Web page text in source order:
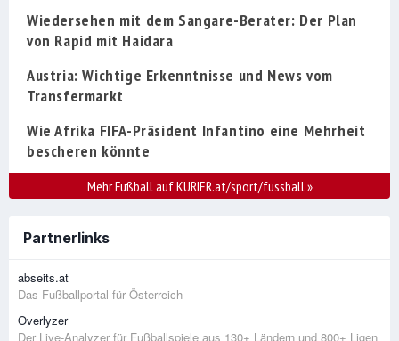
Wiedersehen mit dem Sangare-Berater: Der Plan
von Rapid mit Haidara
Austria: Wichtige Erkenntnisse und News vom
Transfermarkt
Wie Afrika FIFA-Präsident Infantino eine Mehrheit
bescheren könnte
Mehr Fußball auf KURIER.at/sport/fussball»
Partnerlinks
abseits.at
Das Fußballportal für Österreich
Overlyzer
Der Live-Analyzer für Fußballspiele aus 130+ Ländern und 800+ Ligen